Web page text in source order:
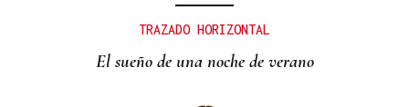
TRAZADO HORIZONTAL
El sueño de una noche de verano